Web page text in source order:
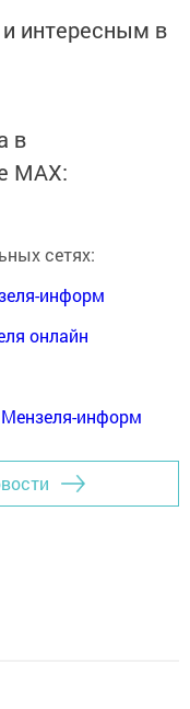
интересным в
в
MАХ:
сетях:
информ
онлайн
информ